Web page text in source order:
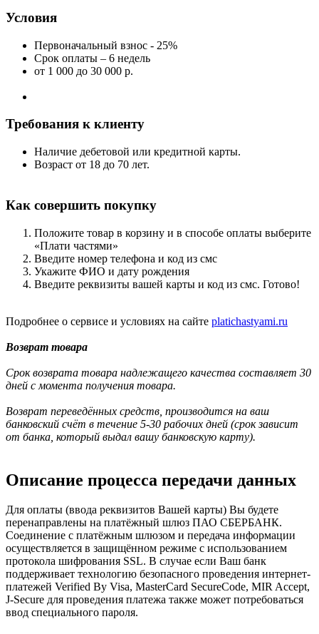
Условия
Первоначальный взнос - 25%
Срок оплаты – 6 недель
от 1 000 до 30 000 р.
Требования к клиенту
Наличие дебетовой или кредитной карты.
Возраст от 18 до 70 лет.
Как совершить покупку
Положите товар в корзину и в способе оплаты выберите
«Плати частями»
Введите номер телефона и код из смс
Укажите ФИО и дату рождения
Введите реквизиты вашей карты и код из смс. Готово!
Подробнее о сервисе и условиях на сайте platichastyami.ru
Возврат товара
Срок возврата товара надлежащего качества составляет 30
дней с момента получения товара.
Возврат переведённых средств, производится на ваш
банковский счёт в течение 5-30 рабочих дней (срок зависит
от банка, который выдал вашу банковскую карту).
Описание процесса передачи данных
Для оплаты (ввода реквизитов Вашей карты) Вы будете
перенаправлены на платёжный шлюз ПАО СБЕРБАНК.
Соединение с платёжным шлюзом и передача информации
осуществляется в защищённом режиме с использованием
протокола шифрования SSL. В случае если Ваш банк
поддерживает технологию безопасного проведения интернет-
платежей Verified By Visa, MasterCard SecureCode, MIR Accept,
J-Secure для проведения платежа также может потребоваться
ввод специального пароля.